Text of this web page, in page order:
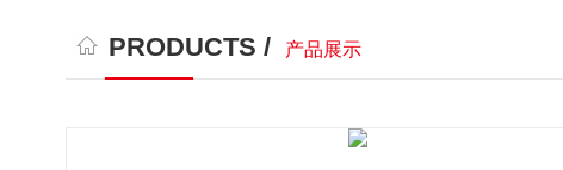
PRODUCTS / 产品展示